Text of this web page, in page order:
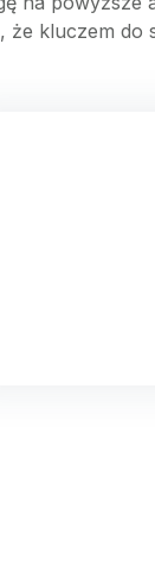
że kluczem